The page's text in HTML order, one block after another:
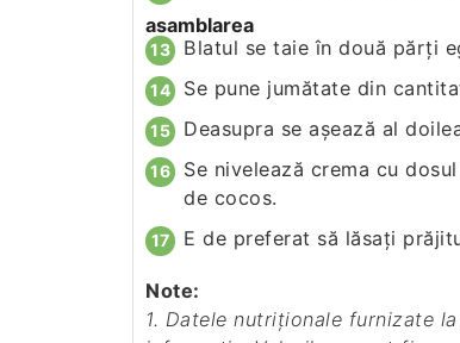
asamblarea
Blatul se taie în două părţi
Se pune jumătate din
Deasupra se aşează al
Se nivelează crema cu
de cocos.
E de preferat să lăsaţi
Note:
1. Datele nutriționale furnizate la unele rețete sunt estimative, iar rolul lor este doar